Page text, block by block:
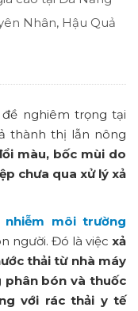
Nhân, Hậu Quả
nghiêm trọng tại
thành thị lẫn nông
màu, bốc mùi do
chưa qua xử lý xả
nhiễm môi trường
người. Đó là việc xả
thải từ nhà máy
phân bón và thuốc
với rác thải y tế